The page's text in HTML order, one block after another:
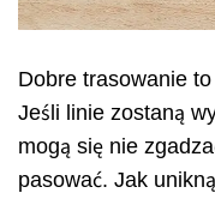
Dobre trasowanie
Jeśli linie zostaną
mogą się nie
pasować. Jak